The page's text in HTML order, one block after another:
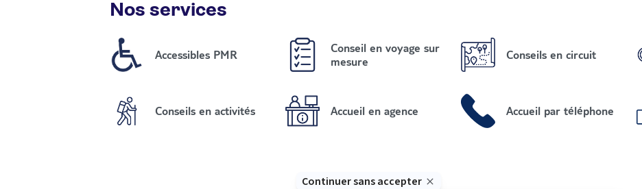
Nos services
Accessibles PMR
Conseil en voyage sur
mesure
Conseils en circuit
Conseils en activités Accueil en agence Accueil par téléphone